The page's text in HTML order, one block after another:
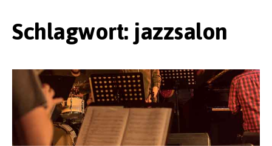
Schlagwort: jazzsalon